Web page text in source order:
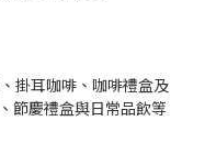
掛耳咖啡、咖啡禮盒及
節慶禮盒與日常品飲等